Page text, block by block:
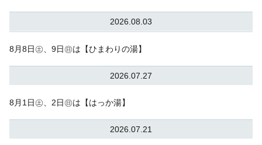
2026.08.03
8月8日㊏、9日㊐は【ひまわりの湯】
2026.07.27
8月1日㊏、2日㊐は【はっか湯】
2026.07.21